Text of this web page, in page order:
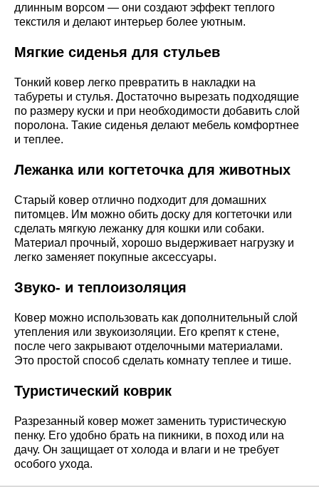
длинным ворсом — они создают эффект теплого
текстиля и делают интерьер более уютным.
Мягкие сиденья для стульев
Тонкий ковер легко превратить в накладки на
табуреты и стулья. Достаточно вырезать подходящие
по размеру куски и при необходимости добавить слой
поролона. Такие сиденья делают мебель комфортнее
и теплее.
Лежанка или когтеточка для животных
Старый ковер отлично подходит для домашних
питомцев. Им можно обить доску для когтеточки или
сделать мягкую лежанку для кошки или собаки.
Материал прочный, хорошо выдерживает нагрузку и
легко заменяет покупные аксессуары.
Звуко- и теплоизоляция
Ковер можно использовать как дополнительный слой
утепления или звукоизоляции. Его крепят к стене,
после чего закрывают отделочными материалами.
Это простой способ сделать комнату теплее и тише.
Туристический коврик
Разрезанный ковер может заменить туристическую
пенку. Его удобно брать на пикники, в поход или на
дачу. Он защищает от холода и влаги и не требует
особого ухода.